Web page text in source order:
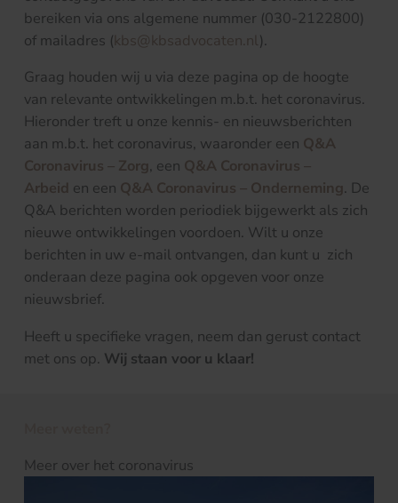
bereiken via ons algemene nummer (030-2122800)
of mailadres (kbs@kbsadvocaten.nl).
Graag houden wij u via deze pagina op de hoogte
van relevante ontwikkelingen m.b.t. het coronavirus.
Hieronder treft u onze kennis- en nieuwsberichten
aan m.b.t. het coronavirus, waaronder een Q&A
Coronavirus – Zorg, een Q&A Coronavirus –
Arbeid en een Q&A Coronavirus – Onderneming. De
Q&A berichten worden periodiek bijgewerkt als zich
nieuwe ontwikkelingen voordoen. Wilt u onze
berichten in uw e-mail ontvangen, dan kunt u zich
onderaan deze pagina ook opgeven voor onze
nieuwsbrief.
Heeft u specifieke vragen, neem dan gerust contact
met ons op. Wij staan voor u klaar!
Meer over het coronavirus